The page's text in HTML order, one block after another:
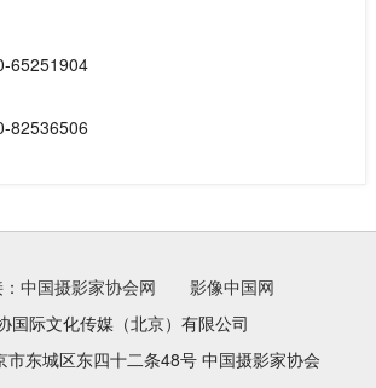
65251904
82536506
中国摄影家协会网
影像中国网
国际文化传媒（北京）有限公司
市东城区东四十二条48号 中国摄影家协会